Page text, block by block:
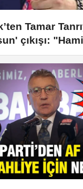
Tamar
çıkışı: